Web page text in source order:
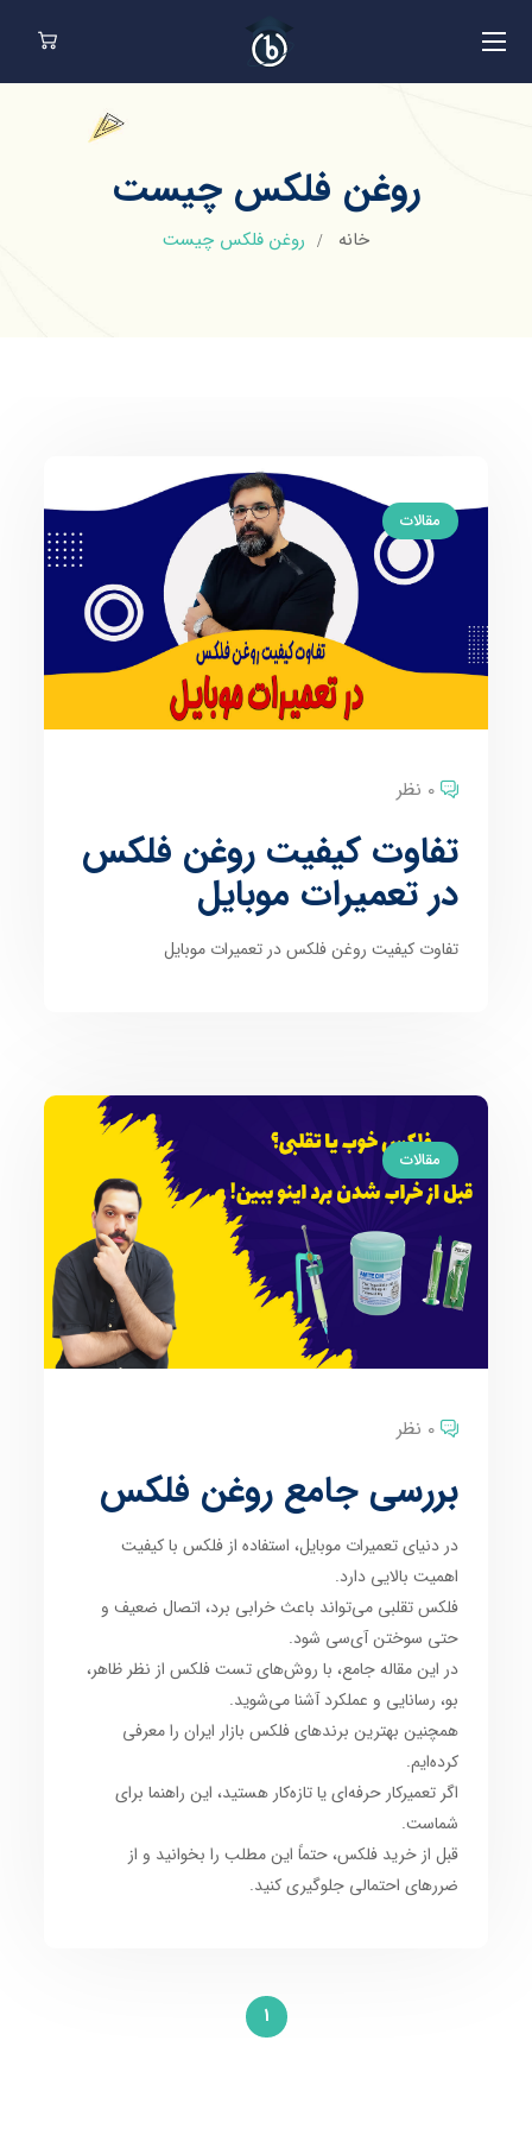
روغن فلکس چیست
خانه روغن فلکس چیست
مقالات
0 نظر
تفاوت کیفیت روغن فلکس
در تعمیرات موبایل
تفاوت کیفیت روغن فلکس در تعمیرات موبایل
مقالات
0 نظر
بررسی جامع روغن فلکس
در دنیای تعمیرات موبایل، استفاده از فلکس با کیفیت
اهمیت بالایی دارد.
فلکس تقلبی می‌تواند باعث خرابی برد، اتصال ضعیف و
حتی سوختن آی‌سی شود.
در این مقاله جامع، با روش‌های تست فلکس از نظر ظاهر،
بو، رسانایی و عملکرد آشنا می‌شوید.
همچنین بهترین برندهای فلکس بازار ایران را معرفی
کرده‌ایم.
اگر تعمیرکار حرفه‌ای یا تازه‌کار هستید، این راهنما برای
شماست.
قبل از خرید فلکس، حتماً این مطلب را بخوانید و از
ضررهای احتمالی جلوگیری کنید.
1